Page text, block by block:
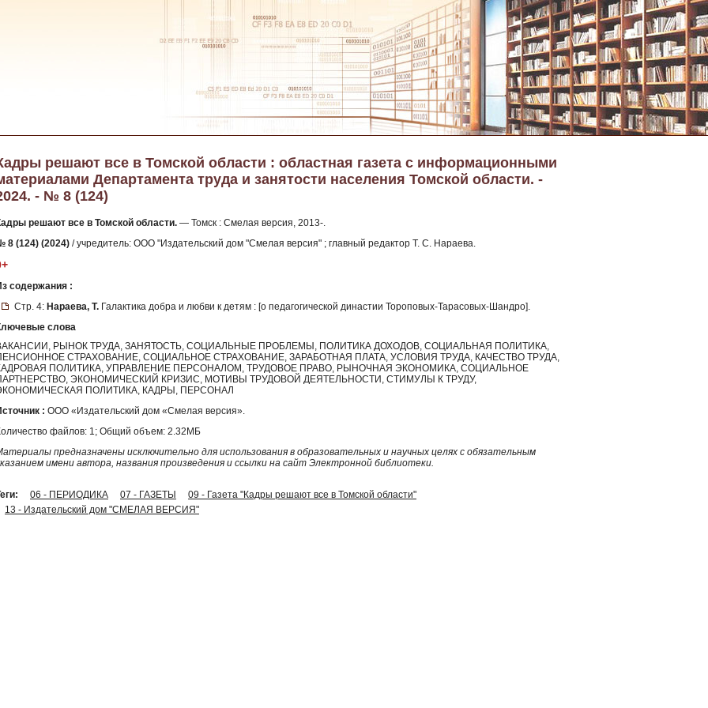
решают все в Томской области : областная газета с информационными
Департамента труда и занятости населения Томской области. -
- № 8 (124)
решают все в Томской области. — Томск : Смелая версия, 2013-.
8 (124) (2024) / учредитель: ООО "Издательский дом "Смелая версия" ; главный редактор Т. С. Нараева.
содержания :
Стр. 4: Нараева, Т. Галактика добра и любви к детям : [о педагогической династии Тороповых-Тарасовых-Шандро].
слова
РЫНОК ТРУДА, ЗАНЯТОСТЬ, СОЦИАЛЬНЫЕ ПРОБЛЕМЫ, ПОЛИТИКА ДОХОДОВ, СОЦИАЛЬНАЯ ПОЛИТИКА,
СТРАХОВАНИЕ, СОЦИАЛЬНОЕ СТРАХОВАНИЕ, ЗАРАБОТНАЯ ПЛАТА, УСЛОВИЯ ТРУДА, КАЧЕСТВО ТРУДА,
ПОЛИТИКА, УПРАВЛЕНИЕ ПЕРСОНАЛОМ, ТРУДОВОЕ ПРАВО, РЫНОЧНАЯ ЭКОНОМИКА, СОЦИАЛЬНОЕ
ЭКОНОМИЧЕСКИЙ КРИЗИС, МОТИВЫ ТРУДОВОЙ ДЕЯТЕЛЬНОСТИ, СТИМУЛЫ К ТРУДУ,
ПОЛИТИКА, КАДРЫ, ПЕРСОНАЛ
: ООО «Издательский дом «Смелая версия».
файлов: 1; Общий объем: 2.32МБ
предназначены исключительно для использования в образовательных и научных целях с обязательным
имени автора, названия произведения и ссылки на сайт Электронной библиотеки.
06 - ПЕРИОДИКА 07 - ГАЗЕТЫ
09 - Газета "Кадры решают все в Томской области"
13 - Издательский дом "СМЕЛАЯ ВЕРСИЯ"